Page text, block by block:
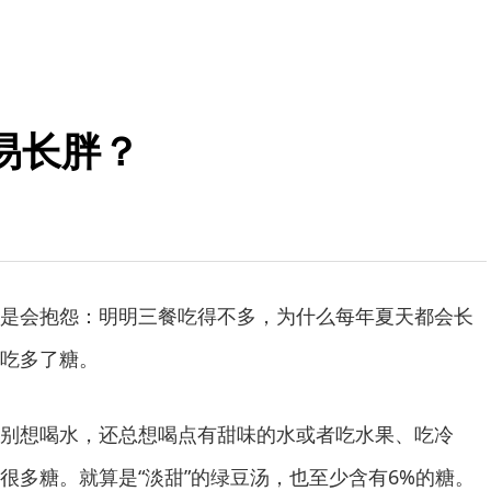
长胖？
抱怨：明明三餐吃得不多，为什么每年夏天都会长
多了糖。
喝水，还总想喝点有甜味的水或者吃水果、吃冷
多糖。就算是“淡甜”的绿豆汤，也至少含有6%的糖。